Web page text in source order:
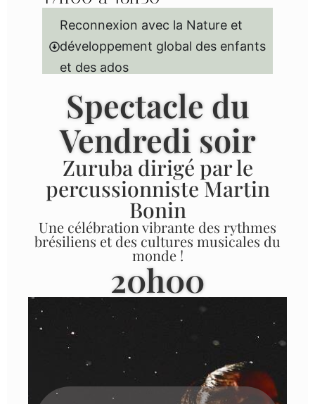
Reconnexion avec la Nature et
développement global des enfants
et des ados
Spectacle du
Vendredi soir
Zuruba dirigé par le
percussionniste Martin
Bonin
Une célébration vibrante des rythmes
brésiliens et des cultures musicales du
monde !
20h00